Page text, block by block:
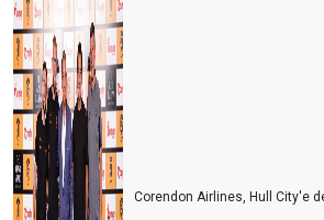
Corendon Airlines, Hull City'e